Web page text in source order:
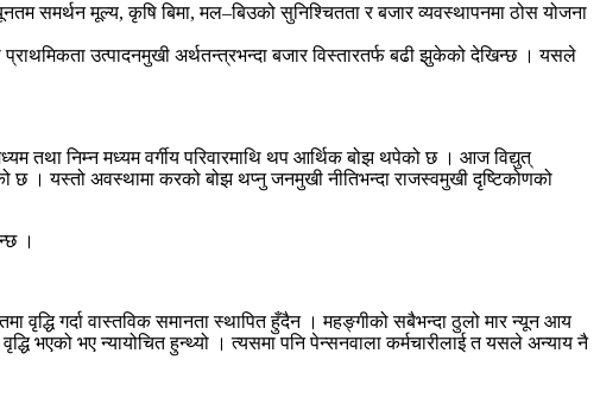
समर्थन मूल्य, कृषि बिमा, मल–बिउको सुनिश्चितता र बजार व्यवस्थापनमा ठोस योजना
उत्पादनमुखी अर्थतन्त्रभन्दा बजार विस्तारतर्फ बढी झुकेको देखिन्छ । यसले
तथा निम्न मध्यम वर्गीय परिवारमाथि थप आर्थिक बोझ थपेको छ । आज विद्युत्
छ । यस्तो अवस्थामा करको बोझ थप्नु जनमुखी नीतिभन्दा राजस्वमुखी दृष्टिकोणको
।
वृद्धि गर्दा वास्तविक समानता स्थापित हुँदैन । महङ्गीको सबैभन्दा ठुलो मार न्यून आय
भएको भए न्यायोचित हुन्थ्यो । त्यसमा पनि पेन्सनवाला कर्मचारीलाई त यसले अन्याय नै